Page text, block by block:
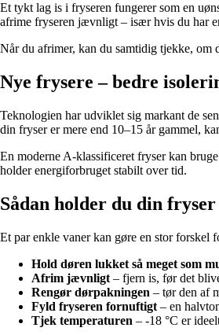
Et tykt lag is i fryseren fungerer som en
afrime fryseren jævnligt – især hvis du har
Når du afrimer, kan du samtidig tjekke,
Nye frysere – bedre
Teknologien har udviklet sig markant de
din fryser er mere end 10–15 år gammel,
En moderne A-klassificeret fryser kan
holder energiforbruget stabilt over tid.
Sådan holder du din
Et par enkle vaner kan gøre en stor forskel
Hold døren lukket så meget som
Afrim jævnligt – fjern is, før det
Rengør dørpakningen – tør den af
Fyld fryseren fornuftigt – en
Tjek temperaturen – -18 °C er